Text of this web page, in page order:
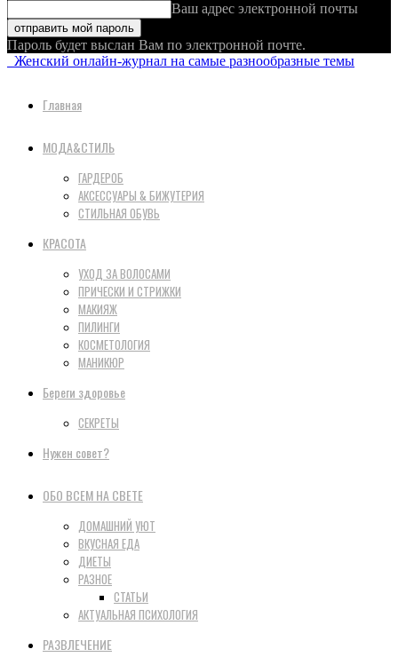
Ваш адрес электронной почты
Пароль будет выслан Вам по электронной почте.
Женский онлайн-журнал на самые разнообразные темы
Главная
МОДА&СТИЛЬ
ГАРДЕРОБ
АКСЕССУАРЫ & БИЖУТЕРИЯ
СТИЛЬНАЯ ОБУВЬ
КРАСОТА
УХОД ЗА ВОЛОСАМИ
ПРИЧЕСКИ И СТРИЖКИ
МАКИЯЖ
ПИЛИНГИ
КОСМЕТОЛОГИЯ
МАНИКЮР
Береги здоровье
СЕКРЕТЫ
Нужен совет?
ОБО ВСЕМ НА СВЕТЕ
ДОМАШНИЙ УЮТ
ВКУСНАЯ ЕДА
ДИЕТЫ
РАЗНОЕ
СТАТЬИ
АКТУАЛЬНАЯ ПСИХОЛОГИЯ
РАЗВЛЕЧЕНИЕ